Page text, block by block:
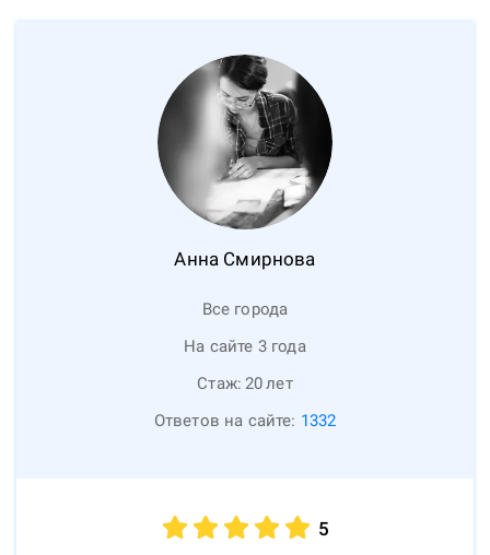
Анна Смирнова
Все города
На сайте 3 года
Стаж: 20лет
Ответов на сайте: 1332
5